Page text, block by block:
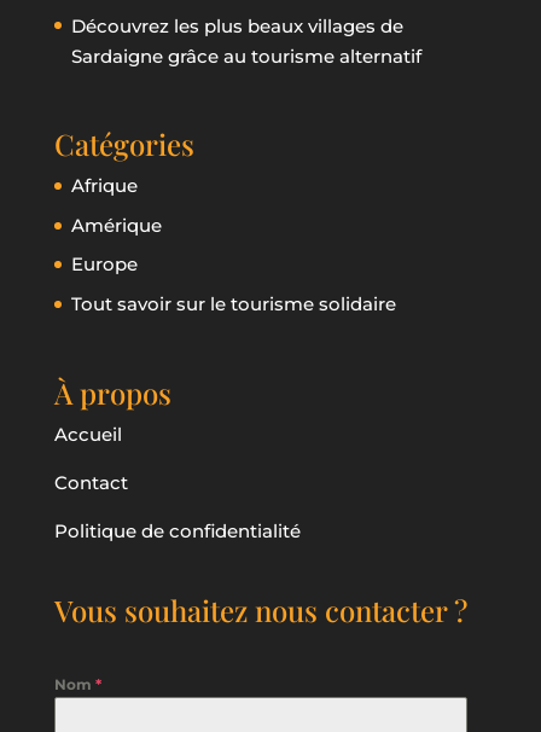
Découvrez les plus beaux villages de
Sardaigne grâce au tourisme alternatif
Catégories
Afrique
Amérique
Europe
Tout savoir sur le tourisme solidaire
À propos
Accueil
Contact
Politique de confidentialité
Vous souhaitez nous contacter ?
Nom *